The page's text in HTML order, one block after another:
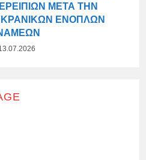
ΜΕΤΆ ΤΗΝ
ΕΝΌΠΛΩΝ